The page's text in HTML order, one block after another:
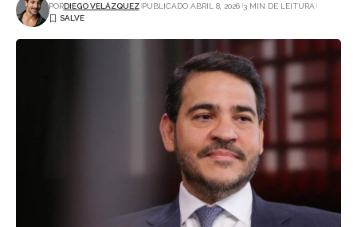
PORDIEGO VELÁZQUEZ PUBLICADO ABRIL 8, 2026 3 MIN DE LEITURA